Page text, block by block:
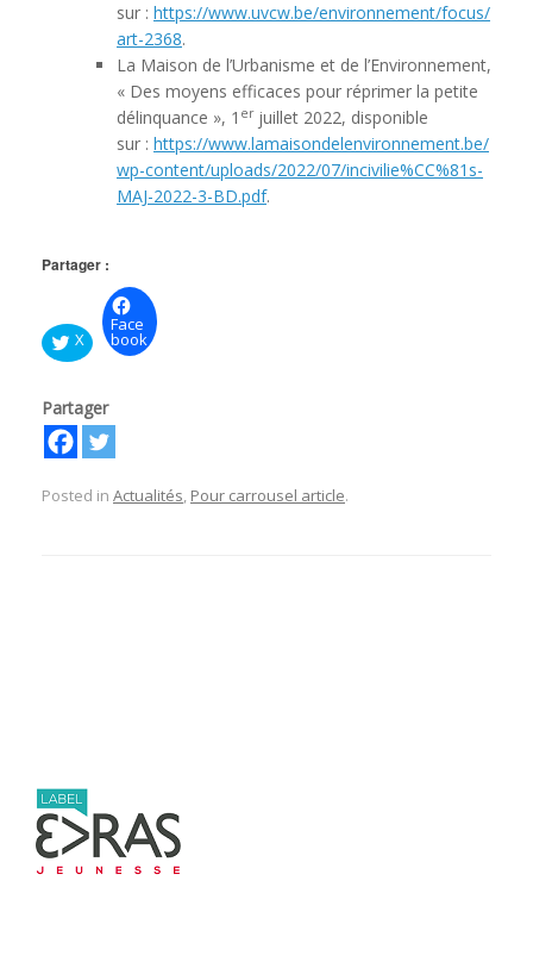
sur : https://www.uvcw.be/environnement/focus/
art-2368.
La Maison de l’Urbanisme et de l’Environnement,
« Des moyens efficaces pour réprimer la petite
délinquance », 1 erjuillet 2022, disponible
sur : https://www.lamaisondelenvironnement.be/
wp-content/uploads/2022/07/incivilie%CC%81s-
MAJ-2022-3-BD.pdf.
Partager :
X
Face
book
Partager
Posted in Actualités, Pour carrousel article.